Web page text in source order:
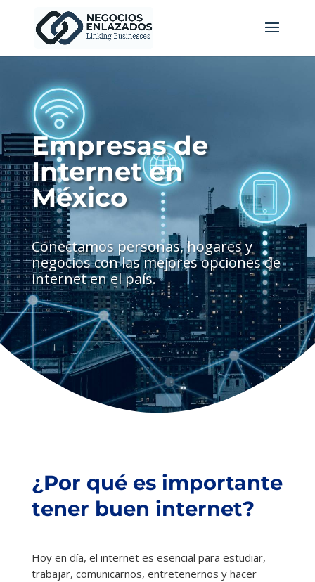
Empresas de
Internet en
México
Conectamos personas, hogares y
negocios con las mejores opciones de
internet en el país.
¿Por qué es importante
tener buen internet?
Hoy en día, el internet es esencial para estudiar,
trabajar, comunicarnos, entretenernos y hacer